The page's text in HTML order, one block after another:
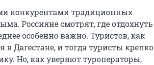
конкурентами традиционных
Россияне смотрят, где отдохнуть
особенно важно. Туристов, как
Дагестане, и тогда туристы крепко
Но, как уверяют туроператоры,